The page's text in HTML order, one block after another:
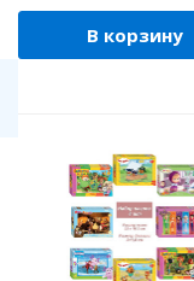
В корзину